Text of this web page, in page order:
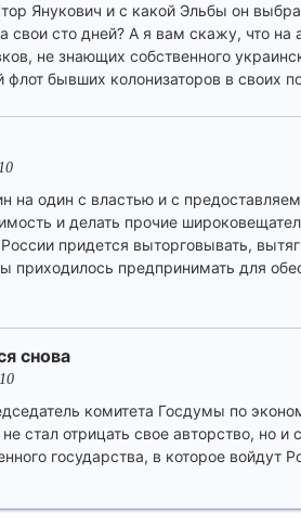
Янукович и с какой Эльбы он
свои сто дней? А я вам скажу, что
не знающих собственного
бывших колонизаторов в своих
на один с властью и с
и делать прочие
придется выторговывать,
приходилось предпринимать для
снова
комитета Госдумы по
стал отрицать свое авторство, но
государства, в которое войдут